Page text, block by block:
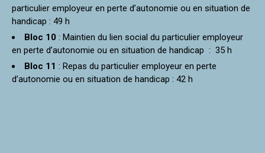
particulier employeur en perte d’autonomie ou en situation de
handicap : 49 h
Bloc 10 : Maintien du lien social du particulier employeur
en perte d’autonomie ou en situation de handicap : 35 h
Bloc 11 : Repas du particulier employeur en perte
d’autonomie ou en situation de handicap : 42 h